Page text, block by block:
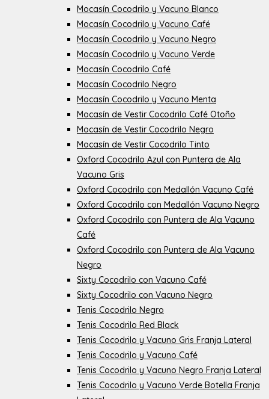
Mocasín Cocodrilo y Vacuno Blanco
Mocasín Cocodrilo y Vacuno Café
Mocasín Cocodrilo y Vacuno Negro
Mocasín Cocodrilo y Vacuno Verde
Mocasín Cocodrilo Café
Mocasín Cocodrilo Negro
Mocasín Cocodrilo y Vacuno Menta
Mocasín de Vestir Cocodrilo Café Otoño
Mocasín de Vestir Cocodrilo Negro
Mocasín de Vestir Cocodrilo Tinto
Oxford Cocodrilo Azul con Puntera de Ala
Vacuno Gris
Oxford Cocodrilo con Medallón Vacuno Café
Oxford Cocodrilo con Medallón Vacuno Negro
Oxford Cocodrilo con Puntera de Ala Vacuno
Café
Oxford Cocodrilo con Puntera de Ala Vacuno
Negro
Sixty Cocodrilo con Vacuno Café
Sixty Cocodrilo con Vacuno Negro
Tenis Cocodrilo Negro
Tenis Cocodrilo Red Black
Tenis Cocodrilo y Vacuno Gris Franja Lateral
Tenis Cocodrilo y Vacuno Café
Tenis Cocodrilo y Vacuno Negro Franja Lateral
Tenis Cocodrilo y Vacuno Verde Botella Franja